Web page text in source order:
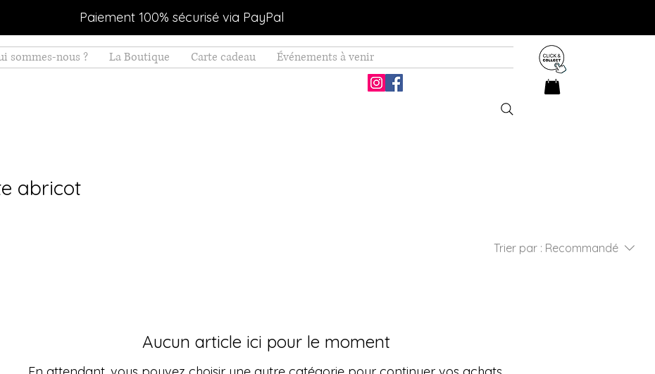
Paiement 100% sécurisé via PayPal
sommes-nous ? La Boutique Carte cadeau Événements à venir
abricot
Trier par : Recommandé
Aucun article ici pour le moment